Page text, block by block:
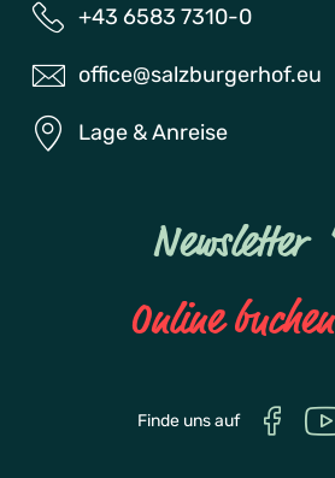
+43 6583 7310-0
office@salzburgerhof.eu
Lage & Anreise
Newsletter
Online buchen
Finde uns auf